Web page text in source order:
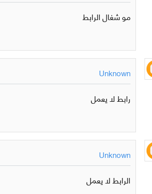
مو شغال الرابط
Unknown
رابط لا يعمل
Unknown
الرابط لا يعمل